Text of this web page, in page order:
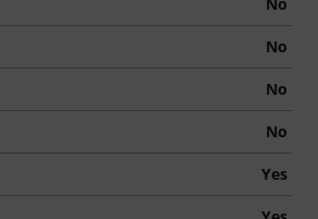
No
No
No
Yes